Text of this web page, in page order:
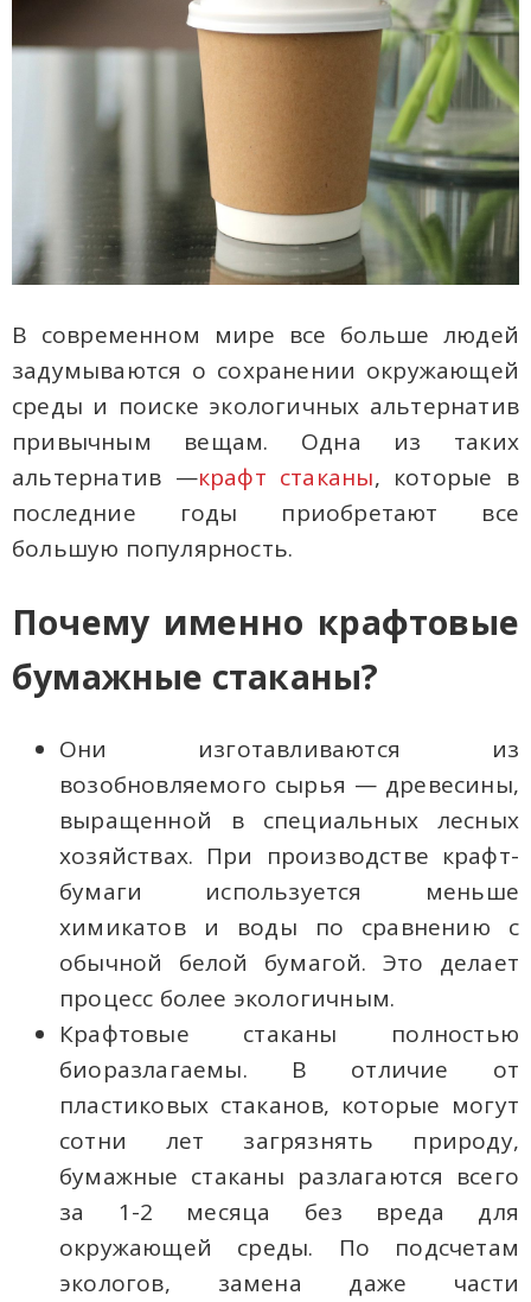
В современном мире все больше людей
задумываются о сохранении окружающей
среды и поиске экологичных альтернатив
привычным вещам. Одна из таких
альтернатив —крафт стаканы, которые в
последние годы приобретают все
большую популярность.
Почему именно крафтовые
бумажные стаканы?
Они изготавливаются из
возобновляемого сырья — древесины,
выращенной в специальных лесных
хозяйствах. При производстве крафт-
бумаги используется меньше
химикатов и воды по сравнению с
обычной белой бумагой. Это делает
процесс более экологичным.
Крафтовые стаканы полностью
биоразлагаемы. В отличие от
пластиковых стаканов, которые могут
сотни лет загрязнять природу,
бумажные стаканы разлагаются всего
за 1-2 месяца без вреда для
окружающей среды. По подсчетам
экологов, замена даже части